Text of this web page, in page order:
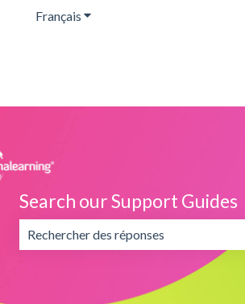
Français Afficher le sous-menu pour
Search our Support Guides
Il n'y a aucune suggestion car le